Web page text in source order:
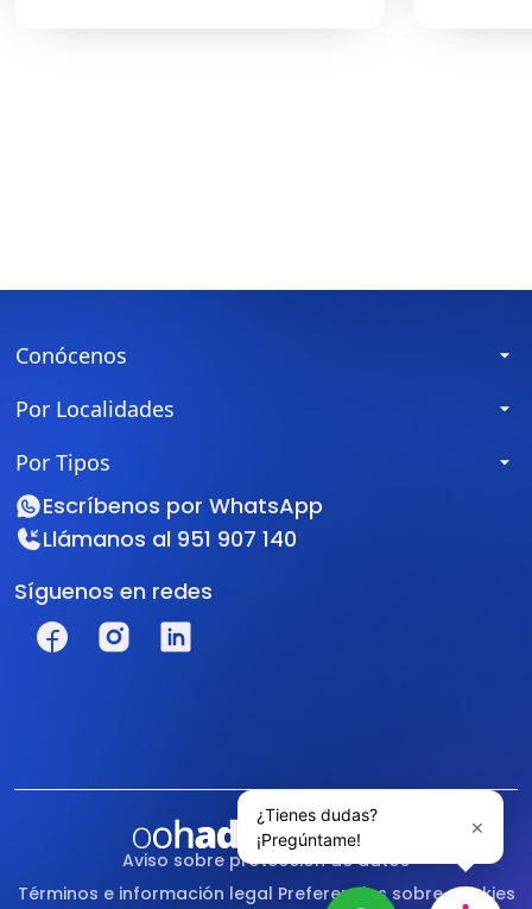
Conócenos
Por Localidades
Por Tipos
Escríbenos por WhatsApp
Llámanos al 951 907 140
Síguenos en redes
Aviso sobre protección de datos
Términos e información legal Preferencias sobre cookies